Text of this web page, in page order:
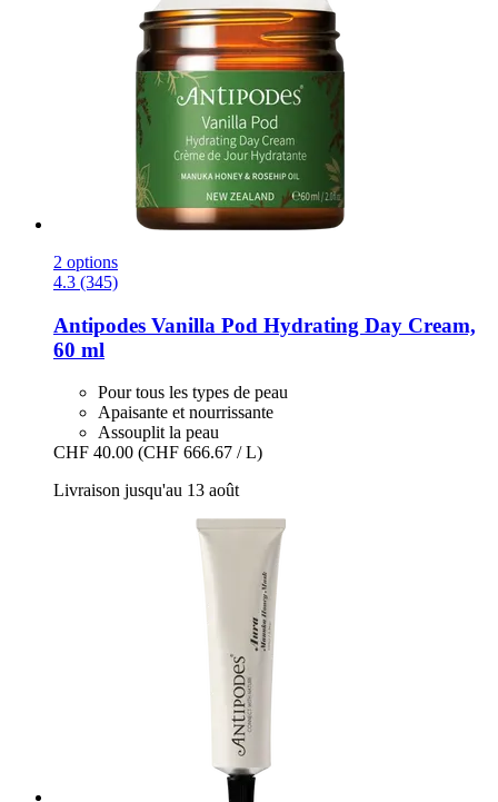
2 options
4.3 (345)
Antipodes Vanilla Pod Hydrating Day Cream,
60 ml
Pour tous les types de peau
Apaisante et nourrissante
Assouplit la peau
CHF 40.00 (CHF 666.67 / L)
Livraison jusqu'au 13 août